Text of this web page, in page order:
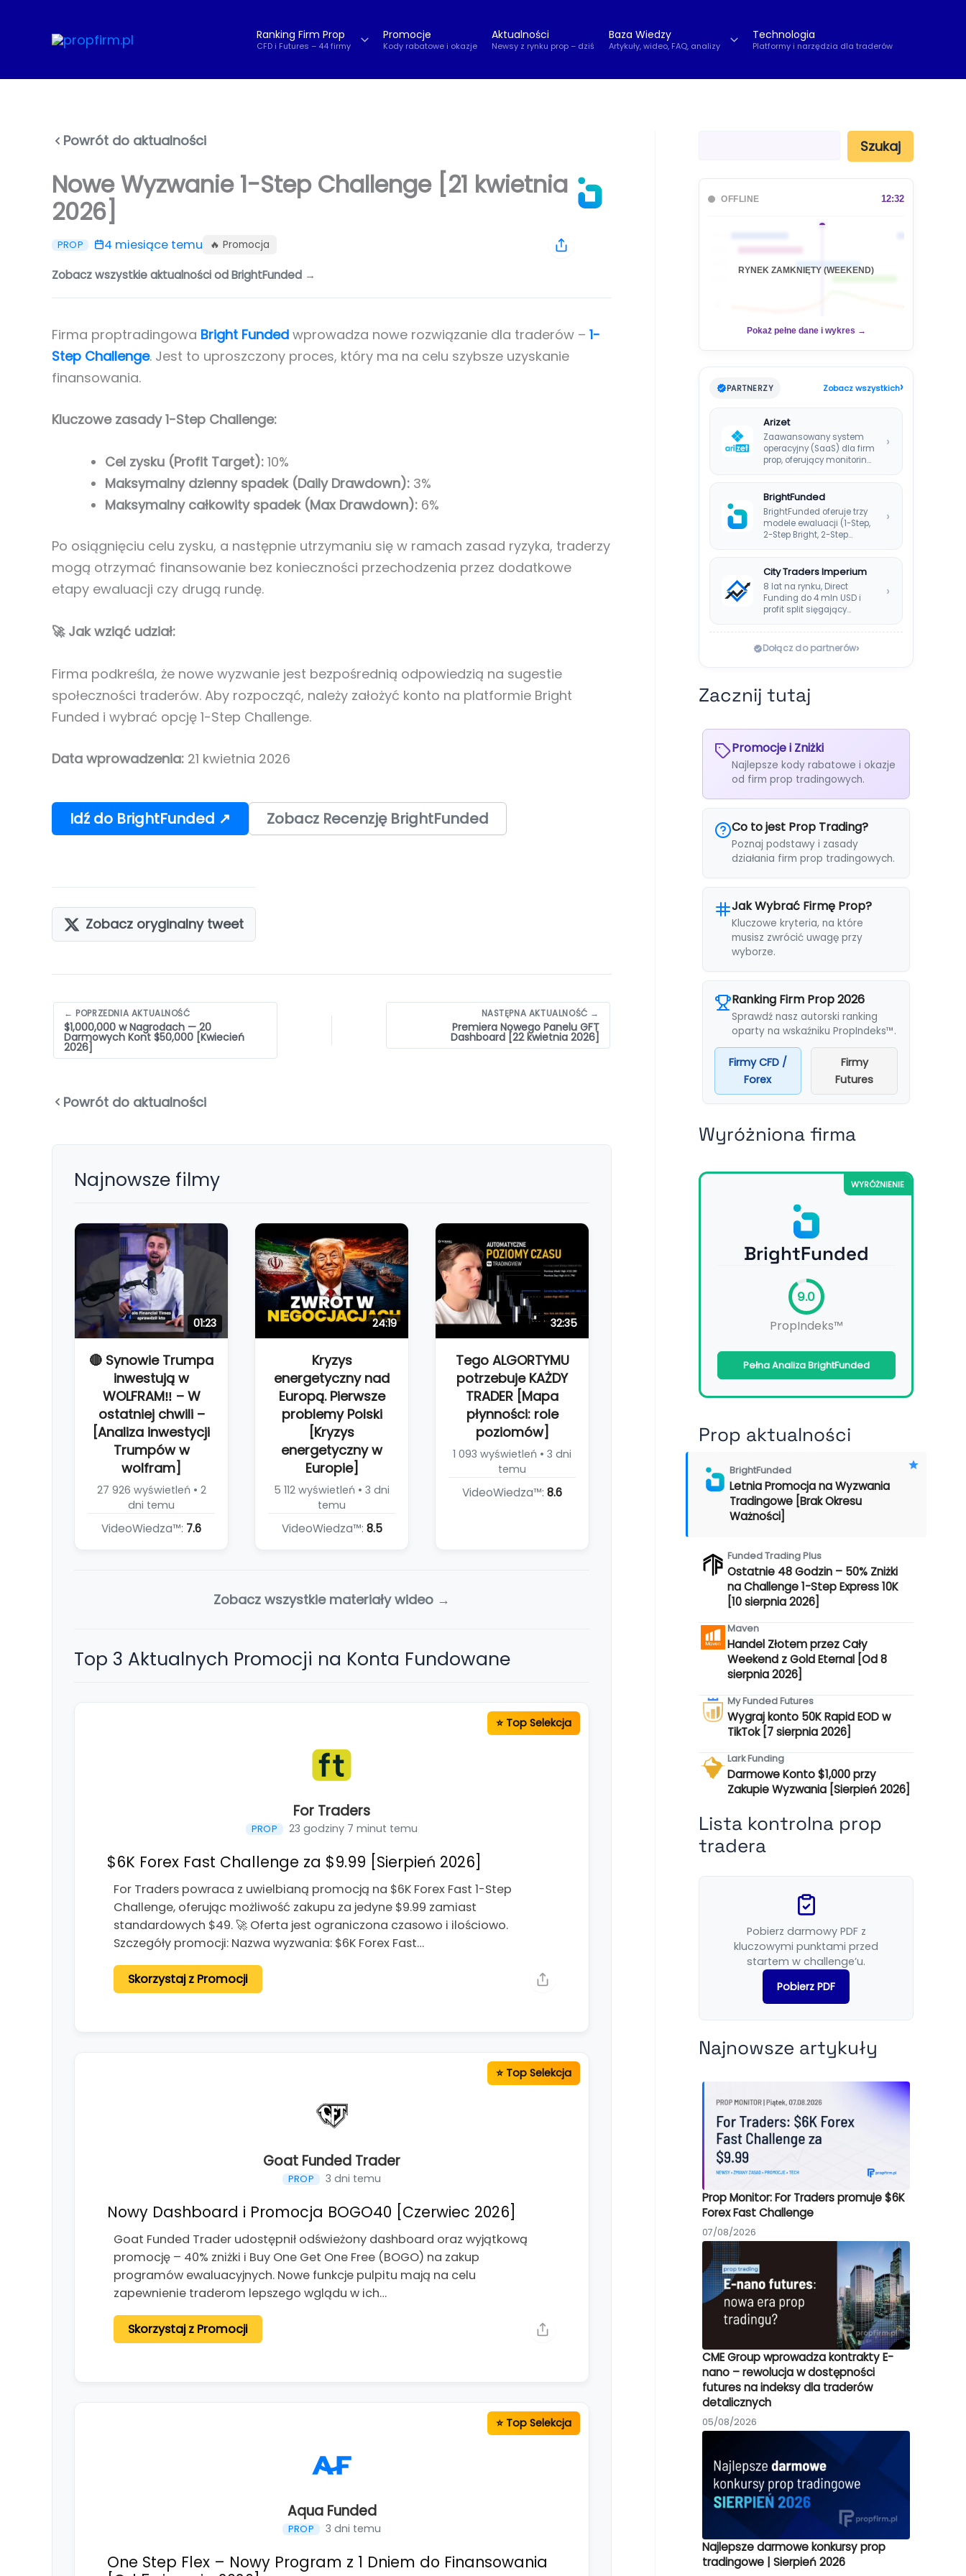
Ranking Firm Prop
CFD i Futures – 44 firmy
Promocje
Kody rabatowe i okazje
Aktualności
Newsy z rynku prop – dziś
Baza Wiedzy
Artykuły, wideo, FAQ, analizy
Technologia
Platformy i narzędzia dla traderów
Powrót do aktualności
Nowe Wyzwanie 1-Step Challenge [21 kwietnia
2026]
PROP 4 miesiące temu 🔥 Promocja
Zobacz wszystkie aktualności od BrightFunded →
Firma proptradingowa Bright Funded wprowadza nowe rozwiązanie dla traderów – 1-
Step Challenge. Jest to uproszczony proces, który ma na celu szybsze uzyskanie
finansowania.
Kluczowe zasady 1-Step Challenge:
Cel zysku (Profit Target): 10%
Maksymalny dzienny spadek (Daily Drawdown): 3%
Maksymalny całkowity spadek (Max Drawdown): 6%
Po osiągnięciu celu zysku, a następnie utrzymaniu się w ramach zasad ryzyka, traderzy
mogą otrzymać finansowanie bez konieczności przechodzenia przez dodatkowe
etapy ewaluacji czy drugą rundę.
🚀 Jak wziąć udział:
Firma podkreśla, że nowe wyzwanie jest bezpośrednią odpowiedzią na sugestie
społeczności traderów. Aby rozpocząć, należy założyć konto na platformie Bright
Funded i wybrać opcję 1-Step Challenge.
Data wprowadzenia: 21 kwietnia 2026
Idź do BrightFunded ↗ Zobacz Recenzję BrightFunded
Zobacz oryginalny tweet
Nawigacja
wpisów
← POPRZEDNIA AKTUALNOŚĆ
$1,000,000 w Nagrodach — 20
Darmowych Kont $50,000 [Kwiecień
2026]
NASTĘPNA AKTUALNOŚĆ →
Premiera Nowego Panelu GFT
Dashboard [22 kwietnia 2026]
Powrót do aktualności
Najnowsze filmy
01:23
🔴 Synowie Trumpa
inwestują w
WOLFRAM‼️ – W
ostatniej chwili –
[Analiza inwestycji
Trumpów w
wolfram]
27 926 wyświetleń • 2
dni temu
VideoWiedza™: 7.6
24:19
Kryzys
energetyczny nad
Europą. Pierwsze
problemy Polski
[Kryzys
energetyczny w
Europie]
5 112 wyświetleń • 3 dni
temu
VideoWiedza™: 8.5
32:35
Tego ALGORTYMU
potrzebuje KAŻDY
TRADER [Mapa
płynności: role
poziomów]
1 093 wyświetleń • 3 dni
temu
VideoWiedza™: 8.6
Zobacz wszystkie materiały wideo →
Top 3 Aktualnych Promocji na Konta Fundowane
For Traders
PROP 23 godziny 7 minut temu
$6K Forex Fast Challenge za $9.99 [Sierpień 2026]
For Traders powraca z uwielbianą promocją na $6K Forex Fast 1-Step
Challenge, oferując możliwość zakupu za jedyne $9.99 zamiast
standardowych $49. 🚀 Oferta jest ograniczona czasowo i ilościowo.
Szczegóły promocji: Nazwa wyzwania: $6K Forex Fast…
Skorzystaj z Promocji
Goat Funded Trader
PROP 3 dni temu
Nowy Dashboard i Promocja BOGO40 [Czerwiec 2026]
Goat Funded Trader udostępnił odświeżony dashboard oraz wyjątkową
promocję – 40% zniżki i Buy One Get One Free (BOGO) na zakup
programów ewaluacyjnych. Nowe funkcje pulpitu mają na celu
zapewnienie traderom lepszego wglądu w ich…
Skorzystaj z Promocji
Aqua Funded
PROP 3 dni temu
One Step Flex – Nowy Program z 1 Dniem do Finansowania
Szukaj
OFFLINE 12:32
RYNEK ZAMKNIĘTY (WEEKEND)
Pokaż pełne dane i wykres →
PARTNERZY Zobacz wszystkich›
Arizet
Zaawansowany system
operacyjny (SaaS) dla firm
prop, oferujący monitoring
rzeczywistym i…
›
BrightFunded
BrightFunded oferuje trzy
modele ewaluacji (1-Step,
2-Step Bright, 2-Step
consistency rule,…
›
City Traders Imperium
8 lat na rynku, Direct
Funding do 4 mln USD i
profit split sięgający…
›
Dołącz do partnerów›
Zacznij tutaj
Promocje i Zniżki
Najlepsze kody rabatowe i okazje
od firm prop tradingowych.
Co to jest Prop Trading?
Poznaj podstawy i zasady
działania firm prop tradingowych.
Jak Wybrać Firmę Prop?
Kluczowe kryteria, na które
musisz zwrócić uwagę przy
wyborze.
Ranking Firm Prop 2026
Sprawdź nasz autorski ranking
oparty na wskaźniku PropIndeks™.
Firmy CFD /
Forex
Firmy
Futures
Wyróżniona firma
WYRÓŻNIENIE
BrightFunded
9.0
PropIndeks™
Pełna Analiza BrightFunded
Prop aktualności
BrightFunded
Letnia Promocja na Wyzwania
Tradingowe [Brak Okresu
Ważności]
Funded Trading Plus
Ostatnie 48 Godzin – 50% Zniżki
na Challenge 1-Step Express 10K
[10 sierpnia 2026]
Maven
Handel Złotem przez Cały
Weekend z Gold Eternal [Od 8
sierpnia 2026]
My Funded Futures
Wygraj konto 50K Rapid EOD w
TikTok [7 sierpnia 2026]
Lark Funding
Darmowe Konto $1,000 przy
Zakupie Wyzwania [Sierpień 2026]
Lista kontrolna prop
tradera
Pobierz darmowy PDF z
kluczowymi punktami przed
startem w challenge’u.
Pobierz PDF
Najnowsze artykuły
Prop Monitor: For Traders promuje $6K
Forex Fast Challenge
07/08/2026
CME Group wprowadza kontrakty E-
nano – rewolucja w dostępności
futures na indeksy dla traderów
detalicznych
05/08/2026
Najlepsze darmowe konkursy prop
tradingowe | Sierpień 2026